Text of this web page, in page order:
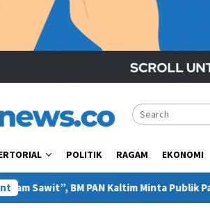
POLITIK RAGAM EKONOMI
Minta Publik Pahami Konteks Pidato